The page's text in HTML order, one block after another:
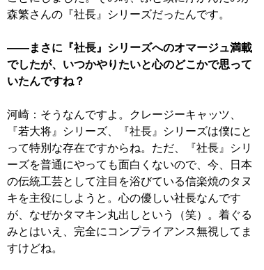
森繁さんの『社長』シリーズだったんです。
――まさに『社長』シリーズへのオマージュ満載
でしたが、いつかやりたいと心のどこかで思って
いたんですね？
河崎：そうなんですよ。クレージーキャッツ、
『若大将』シリーズ、『社長』シリーズは僕にと
って特別な存在ですからね。ただ、『社長』シリ
ーズを普通にやっても面白くないので、今、日本
の伝統工芸として注目を浴びている信楽焼のタヌ
キを主役にしようと。心の優しい社長なんです
が、なぜかタマキン丸出しという（笑）。着ぐる
みとはいえ、完全にコンプライアンス無視してま
すけどね。